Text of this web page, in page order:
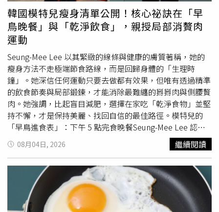
兒生理評估（BPP）以及使用藥物控制，並與新陳代謝科、
家醫科等共同提供照護。同時孕婦應維持均衡飲食、少油少
鹽，妊娠糖尿病患者尤其要減少精緻澱粉及高糖分飲食，養
成運動習慣，如飯後散步20分鐘也有助血糖控制。目前也有
子癲前症篩檢，在第一孕期就可藉由抽血、血壓數值、子宮
動脈血流、疾病史等資訊評估疾病風險，尤其初產婦和高齡
產婦可與醫師討論是否接受篩檢。如果風險較高，孕婦在懷
孕16週前可評估預防性用藥；若錯過早期篩檢、後續產檢發
現風險升高，則有中晚期的子癇前症篩檢，可作為調整產檢
頻率與生產計畫的參考依據。重視產檢為迎接寶寶做準備
產後追蹤有哪些重點？廖翌喬醫師指出，產後第一週，醫療
團隊會確認媽媽的血壓恢復狀況，產後6至8週則會追蹤血糖
變化，評估轉為慢性高血壓或第二型糖尿病的風險，以及是
否需轉介至心臟內科、新陳代謝科等接續治療。即使確診妊
娠糖尿病或妊娠高血壓，準爸媽們也不需過度焦慮，只要配
合規律產檢，就能在醫療團隊的協助下降低孕期風險，為迎
接寶寶到來做好準備。【延伸閱讀】產後大出血不是惡露！
醫揭5大警訊 出院後12週內仍要小心懷孕要馬上停掉安眠
jeanniehsieh___bbb）面對粉絲接連關心，謝金燕事後也留
言回應：「抱歉！沒忍住。」雖然她始終沒有進一步說明事
件原委，但一句簡短回覆，也讓不少粉絲感受到她當時確實
忍耐已久，才會罕見在社群公開宣洩情緒。由於謝金燕沒有
公開說明原因，網友也開始比對她近期的發文內容，不少人
推測，這次突然點名Meta，很可能與Threads近期出現的系
統異常有關。她日前曾提到，不少粉絲留言會被系統「吃
掉」，甚至無故消失，導致她與粉絲的互動受到影響，而這
次一句「大家都被Meta控制了嗎？」更讓不少網友認為，
她應該也是近期平台異常的受影響者之一。不過，截至目前
為止，謝金燕並未證實真正原因，Meta方面也沒有回應相
關情況。除了這起罕見爆氣事件掀起討論外，謝金燕近期分
享的保養及身材管理方式，同樣受到不少粉絲關注。她日前
透露，自己連續兩個月幾乎天天吃火鍋，體重不但沒有增
加，反而一直維持在46公斤左右，甚至還略微下降，讓不少
人直呼不可思議。謝金燕表示，她並沒有刻意節食，而是透
過調整進食順序控制體態，每次吃火鍋時都會先吃蔬菜、菇
類，再吃肉類與雞蛋，最後才攝取
澱粉，同時每餐維持八分
韓國模特兒瘦身清單公開！核心祕訣在「早
鳥晚餐」與「乾淨飲食」，親授局部消贅肉
運動
Seung-Mee Lee 以其緊緻的線條與健康的膚質著稱，她的
瘦身方法不走極端節食路線，而是回歸身體的「生理時
鐘」。她深信任何運動只要去做都有效果，但唯有透過精準
的飲食節奏與局部鍛鍊，才能消除最難纏的掰掰肉與側腰贅
肉。她強調，比起盲目減肥，選擇在家吃「乾淨食物」並堅
持不懈，才是保持美麗、找回自信的最佳路徑。模特兒的
「早鳥進食表」：下午 5 點完食晚餐Seung-Mee Lee 認為
進食的時間點與內容同樣重要。當她感覺體脂增加時，會採
取一天三餐（早餐、零食、晚餐）的規律。早餐落在 9~11
點，以魚類搭配全麥麵包補充優質蛋白與低 GI澱粉；下午
2 點稍微肚子餓時，則選擇藍莓、堅果搭配茶或黑咖啡墊
胃。最關鍵的是晚餐必須在「傍晚 6 點前」吃完，她通常在
4~5 點間就會解決最後一餐，且吃飽後嚴禁馬上坐下，至少
要站立或走動 5 分鐘來幫助消化。（圖／取自 xeungmee
08月04日, 2026 繼續閱讀